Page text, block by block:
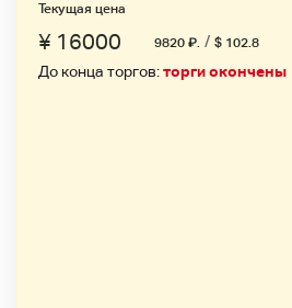
Текущая цена
¥ 16000 9820 ₽. / $ 102.8
До конца торгов:торги окончены